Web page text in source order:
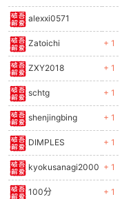
alexxi0571
Zatoichi + 1
ZXY2018 + 1
schtg + 1
shenjingbing + 1
DIMPLES + 1
kyokusanagi2000 + 1
100分 + 1